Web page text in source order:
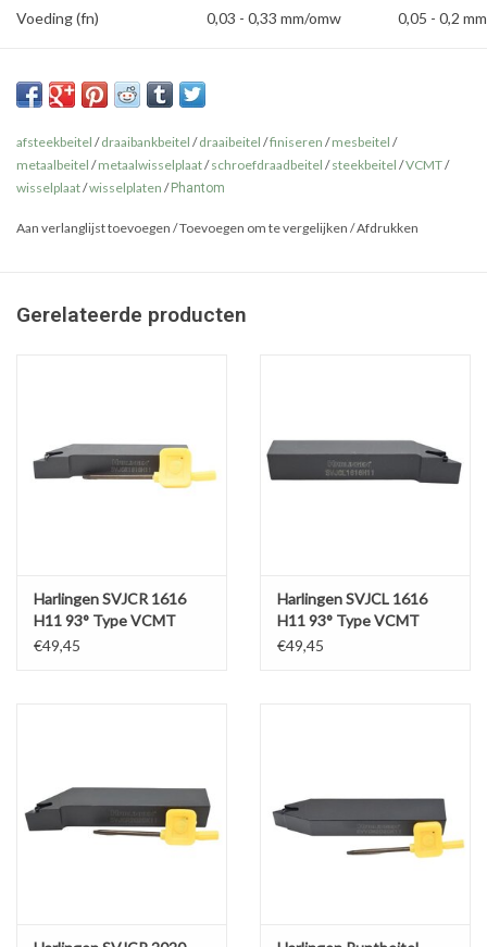
Voeding (fn)
0,03 - 0,33 mm/omw 0,05 - 0,2
afsteekbeitel /draaibankbeitel /draaibeitel /finiseren /mesbeitel /
metaalbeitel /metaalwisselplaat/schroefdraadbeitel /steekbeitel /VCMT/
wisselplaat/wisselplaten / Phantom
Aan verlanglijst toevoegen /Toevoegen om te vergelijken /Afdrukken
Gerelateerde producten
Harlingen SVJCR 1616
H11 93° Type VCMT
€49,45
Harlingen SVJCL 1616
H11 93° Type VCMT
€49,45